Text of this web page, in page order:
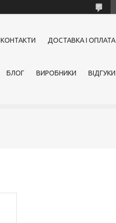
КОНТАКТИ ДОСТАВКА І ОПЛАТА
БЛОГ ВИРОБНИКИ ВІДГУКИ